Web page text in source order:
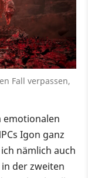
Fall verpassen,
emotionalen
Igon ganz
nämlich auch
der zweiten